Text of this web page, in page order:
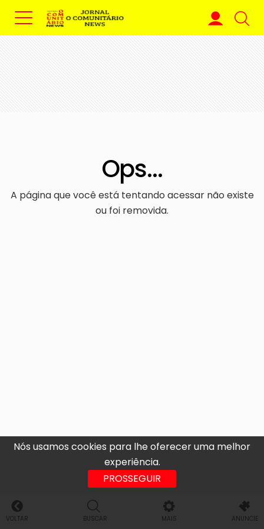
Nós usamos cookies para lhe oferecer uma melhor
experiência.
PROSSEGUIR
Ops...
A página que você está tentando acessar não existe
ou foi removida.
VOLTAR BUSCAR MAIS ANUNCIE